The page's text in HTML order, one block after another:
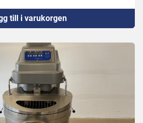
till i varukorgen